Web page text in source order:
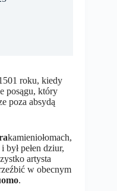
roku, kiedy
posągu, który
poza absydą
kamieniołomach,
był pełen dziur,
artysta
w obecnym
.